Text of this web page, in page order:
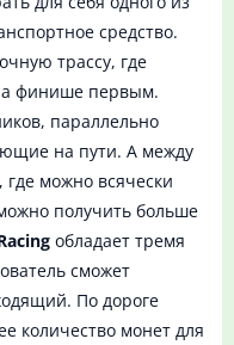
средство.
трассу, где
финише первым.
параллельно
на пути. А между
можно всячески
получить больше
обладает тремя
сможет
По дороге
количество монет для